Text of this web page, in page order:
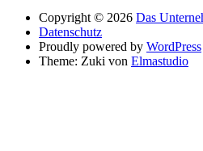
Copyright © 2026 Das
Datenschutz
Proudly powered by WordPress
Theme: Zuki von Elmastudio